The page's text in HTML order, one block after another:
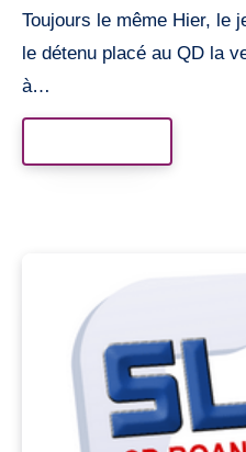
Toujours le même Hier, le jeudi 23 janvier vers 11h40,
le détenu placé au QD la
à…